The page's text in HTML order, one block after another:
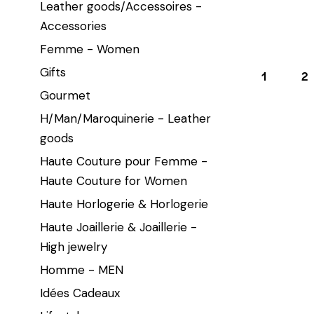
1 2
Leather goods/Accessoires -
Accessories
Femme - Women
Gifts
Gourmet
H/Man/Maroquinerie - Leather
goods
Haute Couture pour Femme -
Haute Couture for Women
Haute Horlogerie & Horlogerie
Haute Joaillerie & Joaillerie -
High jewelry
Homme - MEN
Idées Cadeaux